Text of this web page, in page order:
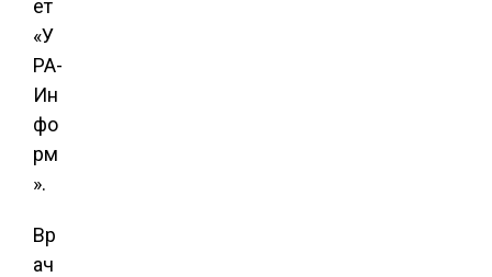
ет
«У
РА-
Ин
фо
рм
».
Вр
ач